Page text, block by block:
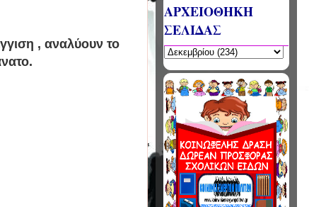
, αναλύουν το
ΑΡΧΕΙΟΘΗΚΗ
ΣΕΛΙΔΑΣ